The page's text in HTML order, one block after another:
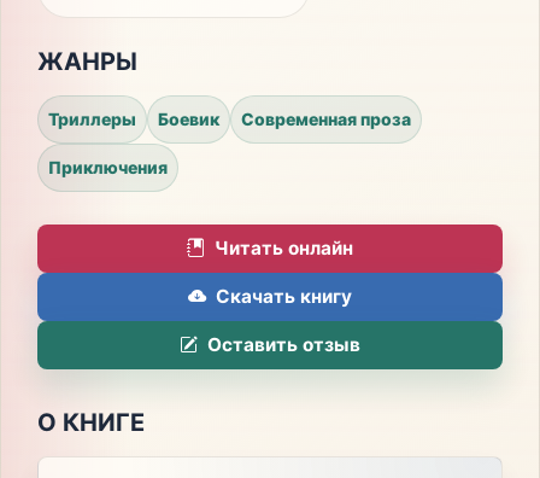
ЖАНРЫ
Триллеры Боевик Современная проза
Приключения
Читать онлайн
Скачать книгу
Оставить отзыв
О КНИГЕ